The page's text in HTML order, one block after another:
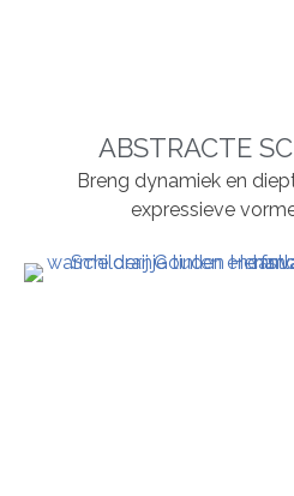
ABSTRACTE
Breng dynamiek en
expressieve